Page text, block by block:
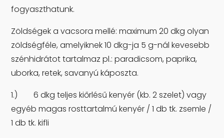
fogyaszthatunk.
Zöldségek a vacsora mellé: maximum 20 dkg olyan
zöldségféle, amelyiknek 10 dkg-ja 5 g-nál kevesebb
szénhidrátot tartalmaz pl.: paradicsom, paprika,
uborka, retek, savanyú káposzta.
1.) 6 dkg teljes kiőrlésű kenyér (kb. 2 szelet) vagy
egyéb magas rosttartalmú kenyér / 1 db tk. zsemle /
1 db tk. kifli